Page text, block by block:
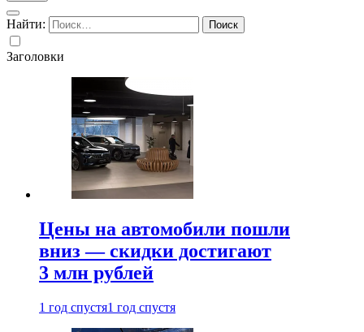
Найти:
Заголовки
Цены на автомобили пошли
вниз — скидки достигают
3 млн рублей
1 год спустя1 год спустя